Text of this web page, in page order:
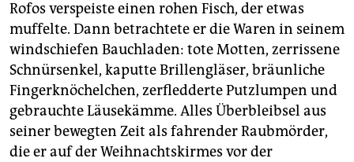
Rofos verspeiste einen rohen Fisch, der etwas
muffelte. Dann betrachtete er die Waren in seinem
windschiefen Bauchladen: tote Motten, zerrissene
Schnürsenkel, kaputte Brillengläser, bräunliche
Fingerknöchelchen, zerfledderte Putzlumpen und
gebrauchte Läusekämme. Alles Überbleibsel aus
seiner bewegten Zeit als fahrender Raubmörder,
die er auf der Weihnachtskirmes vor der